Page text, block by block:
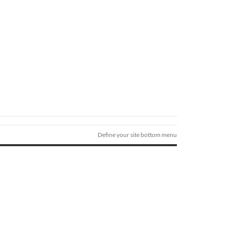
Define your site bottom menu